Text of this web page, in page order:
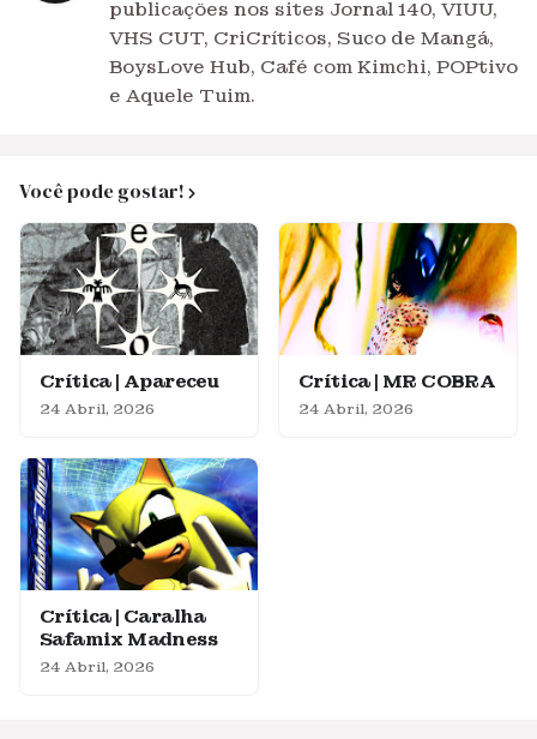
publicações nos sites Jornal 140, VIUU,
VHS CUT, CriCríticos, Suco de Mangá,
BoysLove Hub, Café com Kimchi, POPtivo
e Aquele Tuim.
Você pode gostar!
Crítica | Apareceu
24 Abril, 2026
Crítica | MR COBRA
24 Abril, 2026
Crítica | Caralha
Safamix Madness
24 Abril, 2026